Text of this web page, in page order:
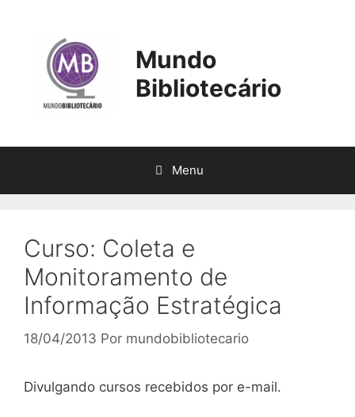
conteúdo
Mundo
Bibliotecário
Menu
Curso: Coleta e
Monitoramento de
Informação Estratégica
18/04/2013 Por mundobibliotecario
Divulgando cursos recebidos por e-mail.